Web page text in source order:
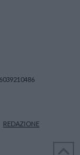
REDAZIONE